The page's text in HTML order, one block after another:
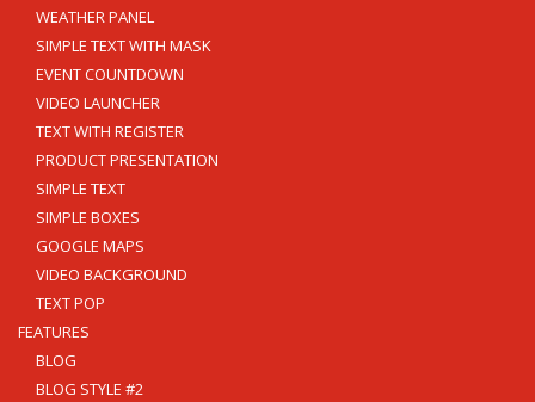
WEATHER PANEL
SIMPLE TEXT WITH MASK
EVENT COUNTDOWN
VIDEO LAUNCHER
TEXT WITH REGISTER
PRODUCT PRESENTATION
SIMPLE TEXT
SIMPLE BOXES
GOOGLE MAPS
VIDEO BACKGROUND
TEXT POP
FEATURES
BLOG
BLOG STYLE #2